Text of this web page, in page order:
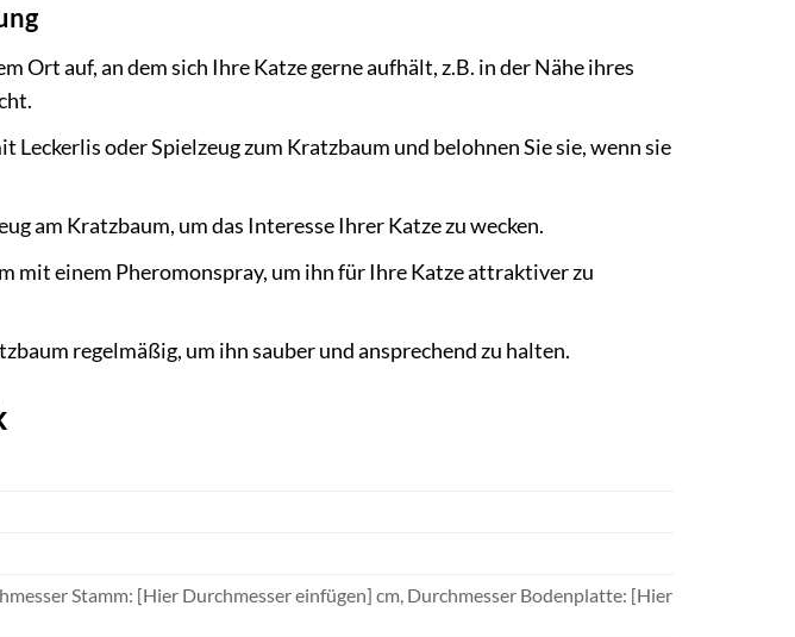
Ort auf, an dem sich Ihre Katze gerne aufhält, z.B. in der Nähe ihres
Leckerlis oder Spielzeug zum Kratzbaum und belohnen Sie sie, wenn sie
am Kratzbaum, um das Interesse Ihrer Katze zu wecken.
mit einem Pheromonspray, um ihn für Ihre Katze attraktiver zu
regelmäßig, um ihn sauber und ansprechend zu halten.
Stamm: [Hier Durchmesser einfügen] cm, Durchmesser Bodenplatte: [Hier